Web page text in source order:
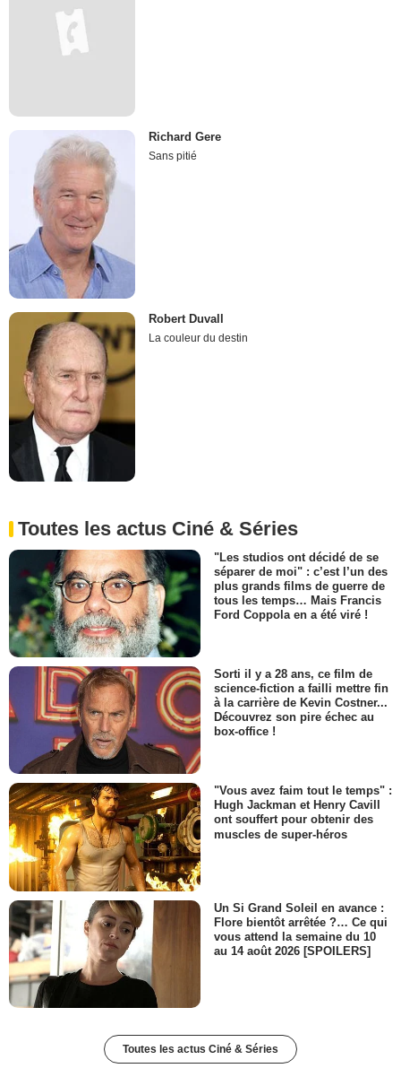
Richard Gere
Sans pitié
Robert Duvall
La couleur du destin
Toutes les actus Ciné & Séries
"Les studios ont décidé de se
séparer de moi" : c’est l’un des
plus grands films de guerre de
tous les temps… Mais Francis
Ford Coppola en a été viré !
Sorti il y a 28 ans, ce film de
science-fiction a failli mettre fin
à la carrière de Kevin Costner...
Découvrez son pire échec au
box-office !
"Vous avez faim tout le temps" :
Hugh Jackman et Henry Cavill
ont souffert pour obtenir des
muscles de super-héros
Un Si Grand Soleil en avance :
Flore bientôt arrêtée ?… Ce qui
vous attend la semaine du 10
au 14 août 2026 [SPOILERS]
Toutes les actus Ciné & Séries